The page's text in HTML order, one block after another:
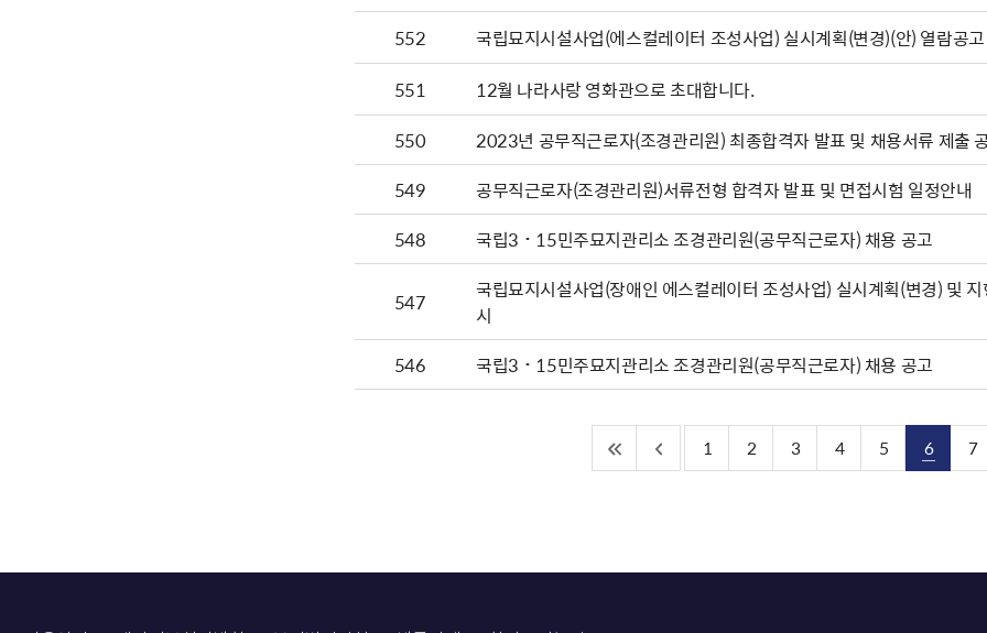
552
국립묘지시설사업(에스컬레이터 조성사업) 실시계획(변경)(안) 열람공고
551
12월 나라사랑 영화관으로 초대합니다.
550
2023년 공무직근로자(조경관리원) 최종합격자 발표 및 채용서류 제출
549
공무직근로자(조경관리원)서류전형 합격자 발표 및 면접시험 일정안내
548
국립3˙15민주묘지관리소 조경관리원(공무직근로자) 채용 공고
547
국립묘지시설사업(장애인 에스컬레이터 조성사업) 실시계획(변경) 및
시
546
국립3˙15민주묘지관리소 조경관리원(공무직근로자) 채용 공고
1 2 3 4 5 6 7